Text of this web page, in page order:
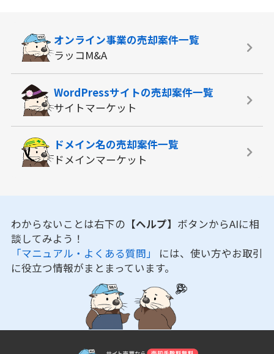
オンライン事業の売却案件一覧
ラッコM&A
WordPressサイトの売却案件一覧
サイトマーケット
ドメイン名の売却案件一覧
ドメインマーケット
わからないことは右下の 【ヘルプ】 ボタンからAIに相
談してみよう！
「マニュアル・よくある質問」 には、使い方やお取引
に役立つ情報がまとまっています。